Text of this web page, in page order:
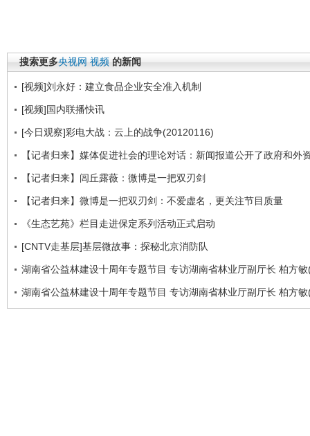
搜索更多央视网 视频 的新闻
[视频]刘永好：建立食品企业安全准入机制
[视频]国内联播快讯
[今日观察]彩电大战：云上的战争(20120116)
【记者归来】媒体促进社会的理论对话：新闻报道公开了政府和外
【记者归来】闾丘露薇：微博是一把双刃剑
【记者归来】微博是一把双刃剑：不爱虚名，更关注节目质量
《生态艺苑》栏目走进保定系列活动正式启动
[CNTV走基层]基层微故事：探秘北京消防队
湖南省公益林建设十周年专题节目 专访湖南省林业厅副厅长 柏方
湖南省公益林建设十周年专题节目 专访湖南省林业厅副厅长 柏方